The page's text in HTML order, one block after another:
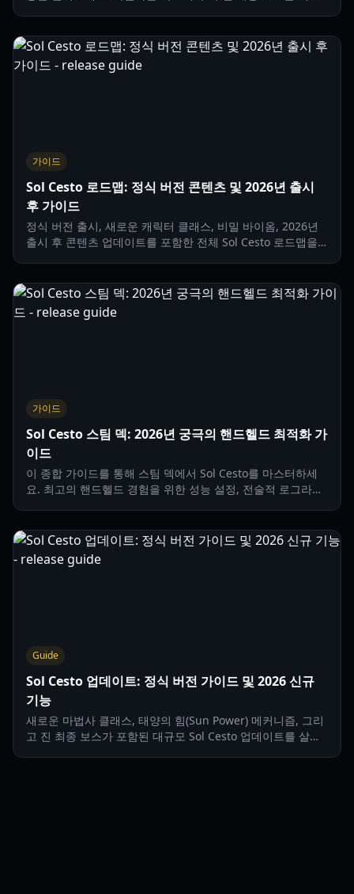
가이드
Sol Cesto 로드맵: 정식 버전 콘텐츠 및 2026년 출시
후 가이드
정식 버전 출시, 새로운 캐릭터 클래스, 비밀 바이옴, 2026년
출시 후 콘텐츠 업데이트를 포함한 전체 Sol Cesto 로드맵을
가이드
Sol Cesto 스팀 덱: 2026년 궁극의 핸드헬드 최적화 가
이드
이 종합 가이드를 통해 스팀 덱에서 Sol Cesto를 마스터하세
요. 최고의 핸드헬드 경험을 위한 성능 설정, 전술적 로그라이
Guide
Sol Cesto 업데이트: 정식 버전 가이드 및 2026 신규
기능
새로운 마법사 클래스, 태양의 힘(Sun Power) 메커니즘, 그리
고 진 최종 보스가 포함된 대규모 Sol Cesto 업데이트를 살펴